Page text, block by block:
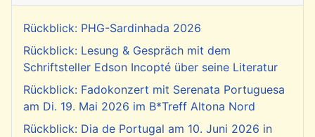
Rückblick: PHG-Sardinhada 2026
Rückblick: Lesung & Gespräch mit dem
Schriftsteller Edson Incopté über seine Literatur
Rückblick: Fadokonzert mit Serenata Portuguesa
am Di. 19. Mai 2026 im B*Treff Altona Nord
Rückblick: Dia de Portugal am 10. Juni 2026 in